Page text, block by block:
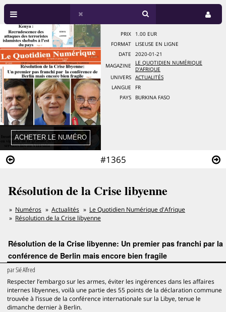
#1365
PRIX
1.00 EUR
FORMAT
LISEUSE EN LIGNE
DATE
2020-01-21
MAGAZINE
LE QUOTIDIEN NUMÉRIQUE
D'AFRIQUE
UNIVERS
ACTUALITÉS
LANGUE
FR
PAYS
BURKINA FASO
Résolution de la Crise libyenne
Numéros Actualités
Le Quotidien Numérique d'Afrique
Résolution de la Crise libyenne
Résolution de la Crise libyenne: Un premier pas franchi par la
conférence de Berlin mais encore bien fragile
parSié Alfred
Respecter l’embargo sur les armes, éviter les ingérences dans les affaires
internes libyennes, voilà une partie des 55 points de la déclaration commune
trouvée à l’issue de la conférence internationale sur la Libye, tenue le
dimanche dernier à Berlin.